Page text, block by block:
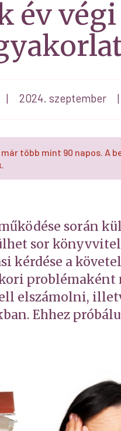
év
| 2024. szeptember |
több mint 90 napos. A
során
sor
kérdése a
elszámolni,
Ehhez